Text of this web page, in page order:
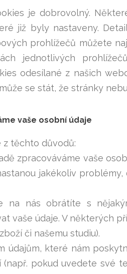
je dobrovolný.
již byly nastaveny.
prohlížečů můžete
jednotlivých
odesílané z našich
se stát, že stránky
vaše osobní údaje
z těchto důvodů:
zpracováváme vaše
jakékoliv
na nás obrátíte s
vaše údaje. V některých
či našemu studiu).
údajům, které nám
pokud uvedete své